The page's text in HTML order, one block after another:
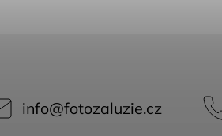
info@fotozaluzie.cz